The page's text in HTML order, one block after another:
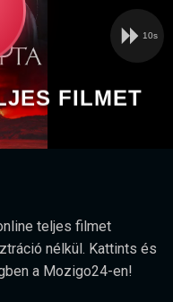
10s
FILMET
teljes filmet
nélkül. Kattints és
a Mozigo24-en!